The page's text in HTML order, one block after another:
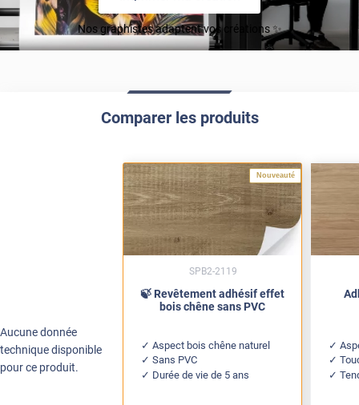
Nos graphistes adaptent vos créations ✨
Comparer les produits
Aucune donnée
technique disponible
pour ce produit.
Nouveauté
🍃 Revêtement adhésif effet
bois chêne sans PVC
Aspect bois chêne naturel
Sans PVC
Durée de vie de 5 ans
SPB2-2119